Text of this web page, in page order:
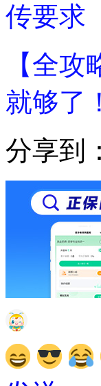
传要求
【全
就够了！
分享到：